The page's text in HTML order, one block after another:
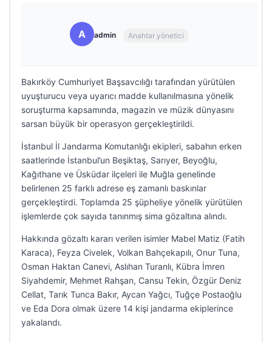
A admin Anahtar yönetici
Bakırköy Cumhuriyet Başsavcılığı tarafından yürütülen
uyuşturucu veya uyarıcı madde kullanılmasına yönelik
soruşturma kapsamında, magazin ve müzik dünyasını
sarsan büyük bir operasyon gerçekleştirildi.
İstanbul İl Jandarma Komutanlığı ekipleri, sabahın erken
saatlerinde İstanbul’un Beşiktaş, Sarıyer, Beyoğlu,
Kağıthane ve Üsküdar ilçeleri ile Muğla genelinde
belirlenen 25 farklı adrese eş zamanlı baskınlar
gerçekleştirdi. Toplamda 25 şüpheliye yönelik yürütülen
işlemlerde çok sayıda tanınmış sima gözaltına alındı.
Hakkında gözaltı kararı verilen isimler Mabel Matiz (Fatih
Karaca), Feyza Civelek, Volkan Bahçekapılı, Onur Tuna,
Osman Haktan Canevi, Aslıhan Turanlı, Kübra İmren
Siyahdemir, Mehmet Rahşan, Cansu Tekin, Özgür Deniz
Cellat, Tarık Tunca Bakır, Aycan Yağcı, Tuğçe Postaoğlu
ve Eda Dora olmak üzere 14 kişi jandarma ekiplerince
yakalandı.